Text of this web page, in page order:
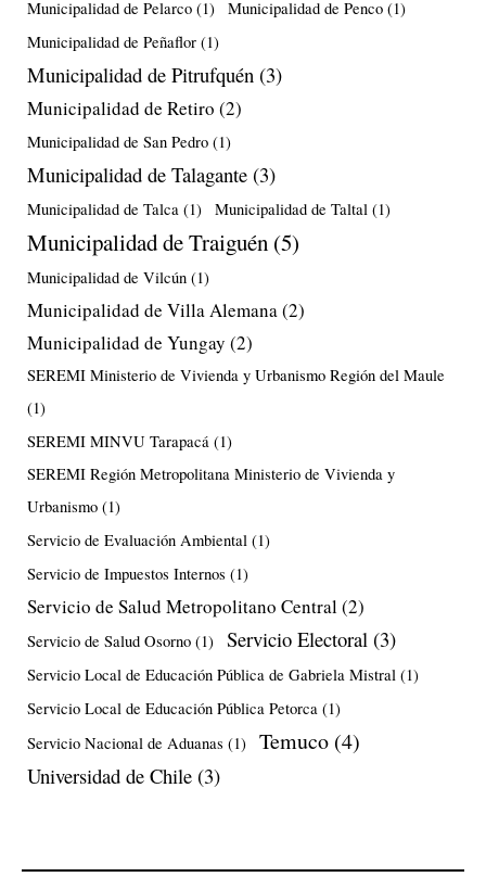
Municipalidad de Pelarco (1) Municipalidad de Penco (1)
Municipalidad de Peñaflor (1)
Municipalidad de Pitrufquén (3)
Municipalidad de Retiro (2)
Municipalidad de San Pedro (1)
Municipalidad de Talagante (3)
Municipalidad de Talca (1) Municipalidad de Taltal (1)
Municipalidad de Traiguén (5)
Municipalidad de Vilcún (1)
Municipalidad de Villa Alemana(2)
Municipalidad de Yungay (2)
SEREMI Ministerio de Vivienda y Urbanismo Región del Maule
(1)
SEREMI MINVU Tarapacá (1)
SEREMI Región Metropolitana Ministerio de Vivienda y
Urbanismo (1)
Servicio de Evaluación Ambiental (1)
Servicio de Impuestos Internos (1)
Servicio de Salud Metropolitano Central(2)
Servicio de Salud Osorno (1) Servicio Electoral (3)
Servicio Local de Educación Pública de Gabriela Mistral (1)
Servicio Local de Educación Pública Petorca (1)
Servicio Nacional de Aduanas (1) Temuco (4)
Universidad de Chile (3)